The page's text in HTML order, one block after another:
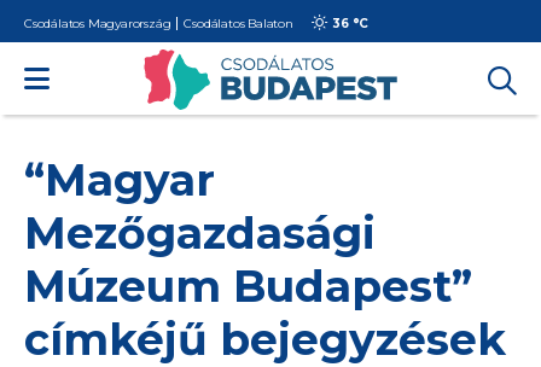
Csodálatos Magyarország Csodálatos Balaton 36 °C
“Magyar
Mezőgazdasági
Múzeum Budapest”
címkéjű bejegyzések